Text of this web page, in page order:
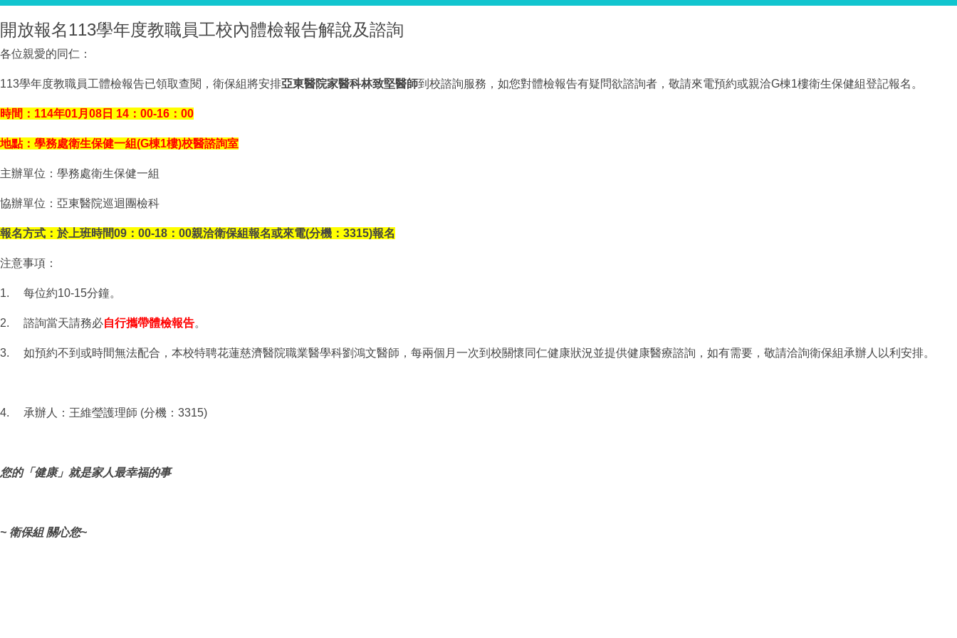
開放報名113學年度教職員工校內體檢報告解說及諮詢
各位親愛的同仁：
113學年度教職員工體檢報告已領取查閱，衛保組將安排亞東醫院家醫科林致堅醫師到校諮詢服務，如您對體檢報告有疑問欲諮詢者， 敬請來電預約或親洽G棟1樓衛生保健組登記報名。
時間： 114年01月08日 14：00-16：00
地點：學務處衛生保健一組(G棟1樓)校醫諮詢室
主辦單位：學務處衛生保健一組
協辦單位：亞東醫院巡迴團檢科
報名方式：於上班時間09：00-18：00親洽衛保組報名或來電(分機：3315)報名
注意事項：
1. 每位約10-15分鐘。
2. 諮詢當天請務必自行攜帶體檢報告。
3. 如預約不到或時間無法配合， 本校特聘花蓮慈濟醫院職業醫學科劉鴻文醫師， 每兩個月一次到校關懷同仁健康狀況並提供健康醫療諮詢， 如有需要，敬請洽詢衛保組承辦人以利安排。
4. 承辦人：王維瑩護理師 (分機：3315)
您的「健康」就是家人最幸福的事
~ 衛保組 關心您~